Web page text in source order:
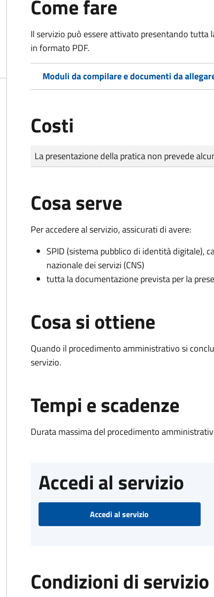
Come fare
Il servizio può essere attivato presentando
in formato PDF.
Moduli da compilare e documenti da
Costi
Tipo di pagamento
Importo
La presentazione della pratica non prevede
Cosa serve
Per accedere al servizio, assicurati di avere:
SPID (sistema pubblico di identità digitale),
nazionale dei servizi (CNS)
tutta la documentazione prevista per la
Cosa si ottiene
Quando il procedimento amministrativo si
servizio.
Tempi e scadenze
Durata massima del procedimento
Accedi al servizio
Accedi al servizio
Condizioni di servizio